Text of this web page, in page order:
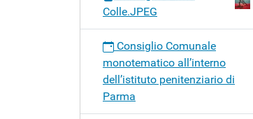
Colle.JPEG
Consiglio Comunale
monotematico all’interno
dell’istituto penitenziario di
Parma